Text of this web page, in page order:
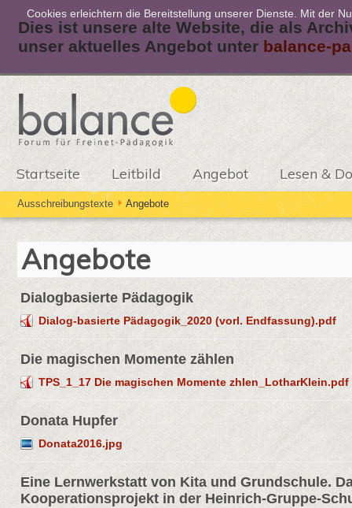
Dies ist unsere alte Website, die als
unser aktuelles Angebot unter balance-
Startseite Leitbild Angebot Lesen &
Ausschreibungstexte Angebote
Angebote
Dialogbasierte Pädagogik
Dialog-basierte Pädagogik_2020 (vorl. Endfassung).pdf
Die magischen Momente zählen
TPS_1_17 Die magischen Momente zhlen_LotharKlein.pdf
Donata Hupfer
Donata2016.jpg
Eine Lernwerkstatt von Kita und Grundschule.
Kooperationsprojekt in der Heinrich-Gruppe-
Cookies erleichtern die Bereitstellung unserer Dienste. Mit der